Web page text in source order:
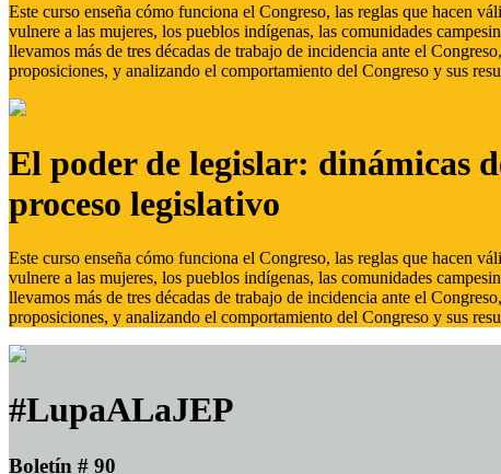
Este curso enseña cómo funciona el Congreso, las reglas que hacen
vulnere a las mujeres, los pueblos indígenas, las comunidades
llevamos más de tres décadas de trabajo de incidencia ante el
proposiciones, y analizando el comportamiento del Congreso y sus
El poder de legislar: dinámicas
proceso legislativo
Este curso enseña cómo funciona el Congreso, las reglas que hacen
vulnere a las mujeres, los pueblos indígenas, las comunidades
llevamos más de tres décadas de trabajo de incidencia ante el
proposiciones, y analizando el comportamiento del Congreso y sus
#LupaALaJEP
Boletín # 90